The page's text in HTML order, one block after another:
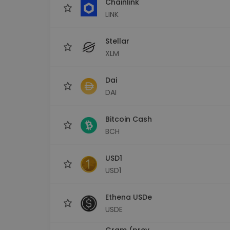
LINK
Stellar
XLM
Dai
DAI
Bitcoin Cash
BCH
USD1
USD1
Ethena USDe
USDE